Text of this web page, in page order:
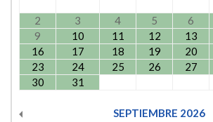
2
3 4 5 6
9
10 11 12 13
16
17 18 19 20
23
24 25 26 27
30
31
SEPTIEMBRE 2026